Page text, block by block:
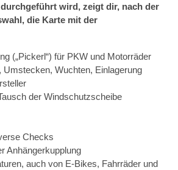
wird, zeigt dir, nach der
die Karte mit der
(„Pickerl“) für PKW und Motorräder
Umstecken, Wuchten, Einlagerung
der Windschutzscheibe
Checks
Anhängerkupplung
auch von E-Bikes, Fahrräder und